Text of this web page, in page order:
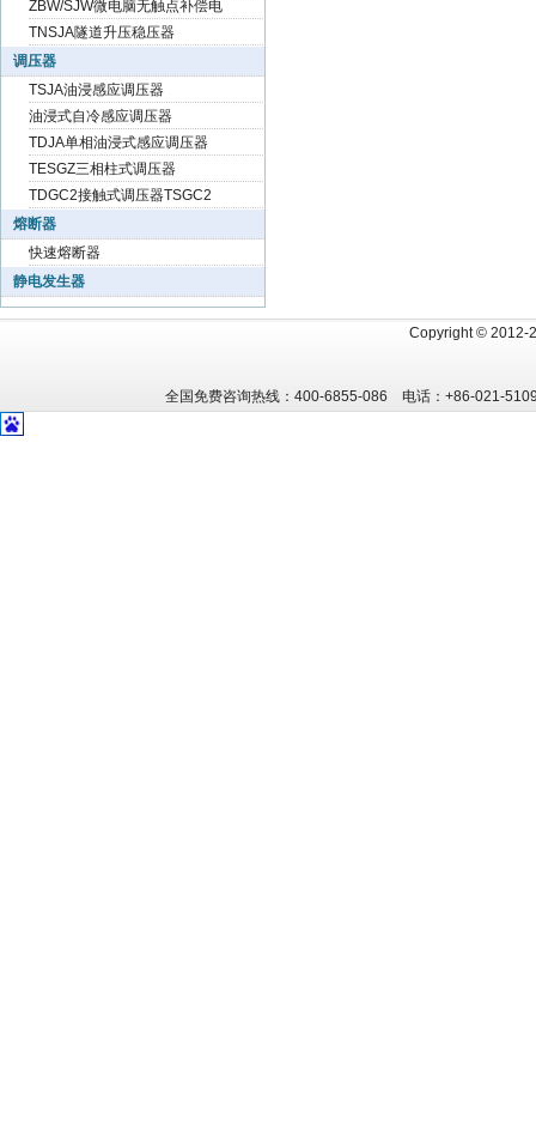
ZBW/SJW微电脑无触点补偿电
TNSJA隧道升压稳压器
调压器
TSJA油浸感应调压器
油浸式自冷感应调压器
TDJA单相油浸式感应调压器
TESGZ三相柱式调压器
TDGC2接触式调压器TSGC2
熔断器
快速熔断器
静电发生器
Copyright© 2012-
全国免费咨询热线：400-6855-086 电话：+86-021-